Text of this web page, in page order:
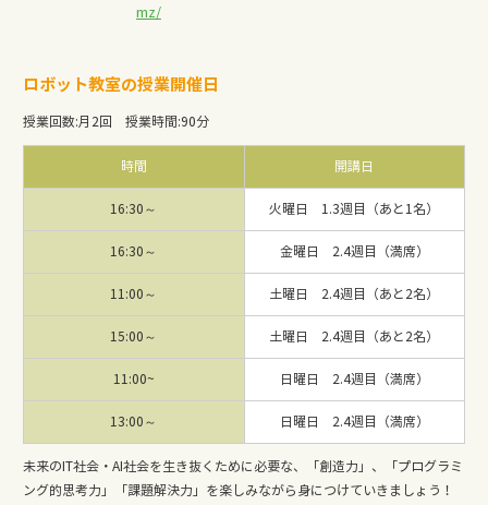
mz/
ロボット教室の授業開催日
授業回数:月2回 授業時間 :90分
時間 開講日
16:30～ 火曜日 1.3週目（あと1名）
16:30～ 金曜日 2.4週目（満席）
11:00～ 土曜日 2.4週目（あと2名）
15:00～ 土曜日 2.4週目（あと2名）
11:00~ 日曜日 2.4週目（満席）
13:00～ 日曜日 2.4週目（満席）
未来のIT社会・AI社会を生き抜くために必要な、「創造力」、「プログラミ
ング的思考力」「課題解決力」を楽しみながら身につけていきましょう！